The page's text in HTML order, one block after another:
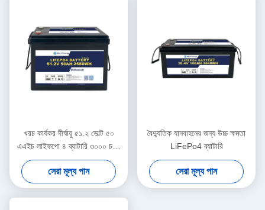
খরচ কার্যকর দীর্ঘায়ু ৫১.২ ভোল্ট ৫০
এএইচ লাইফপো ৪ ব্যাটারি ৩০০০ চক্র
স্টোরেজ সিস্টেমের জন্য
সেরা মূল্য পান
বৈদ্যুতিক যানবাহনের জন্য উচ্চ ক্ষমতা
LiFePo4 ব্যাটারি
সেরা মূল্য পান